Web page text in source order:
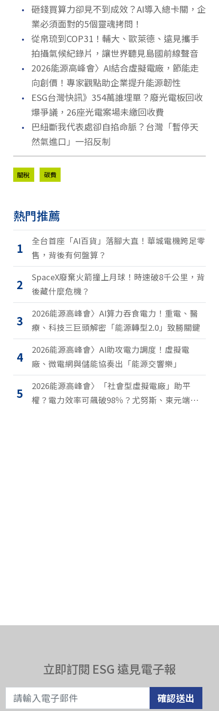
． 砸錢買算力卻見不到成效？AI導入總卡關，企
業必須面對的5個靈魂拷問！
． 從帛琉到COP31！輔大、歐萊德、遠見攜手
拍攝氣候紀錄片，讓世界聽見島國前線聲音
．
2026能源高峰會〉AI結合虛擬電廠，節能走
向創價！專家觀點助企業提升能源韌性
．
ESG台灣快訊》354萬誰埋單？廢光電板回收
爆爭議，26座光電案場未繳回收費
．
巴紐斷我代表處卻自掐命脈？台灣「暫停天
然氣進口」一招反制
關稅 碳費
熱門推薦
1
全台首座「AI百貨」落腳大直！華城電機跨足零
售，背後有何盤算？
2
SpaceX廢棄火箭撞上月球！時速破8千公里，背
後藏什麼危機？
3
2026能源高峰會〉AI算力吞食電力！重電、醫
療、科技三巨頭解密「能源轉型2.0」致勝關鍵
4
2026能源高峰會〉AI助攻電力調度！虛擬電
廠、微電網與儲能協奏出「能源交響樂」
5
2026能源高峰會〉「社會型虛擬電廠」助平
權？電力效率可飆破98％？尤努斯、東元端能
立即訂閱 ESG 遠見電子報
確認送出